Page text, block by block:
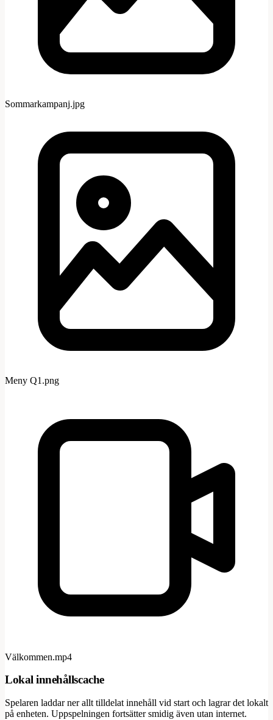
Sommarkampanj.jpg
Meny Q1.png
Välkommen.mp4
Lokal innehållscache
Spelaren laddar ner allt tilldelat innehåll vid start och lagrar det lokalt
på enheten. Uppspelningen fortsätter smidig även utan internet.